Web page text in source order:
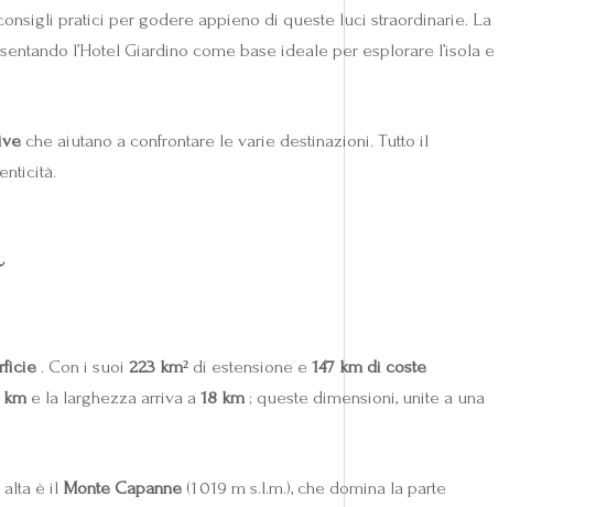
pratici per godere appieno di queste luci straordinarie. La
l’Hotel Giardino come base ideale per esplorare l’isola e
che aiutano a confrontare le varie destinazioni. Tutto il
. Con i suoi 223 km² di estensione e 147 km di coste
km e la larghezza arriva a 18 km ; queste dimensioni, unite a una
è il Monte Capanne (1 019 m s.l.m.), che domina la parte